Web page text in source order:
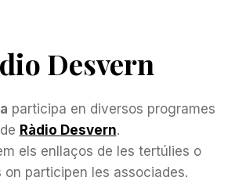
Desvern
participa en diversos programes
de Ràdio Desvern.
els enllaços de les tertúlies o
on participen les associades.